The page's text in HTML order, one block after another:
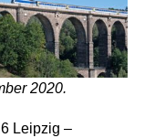
2020.
Leipzig –